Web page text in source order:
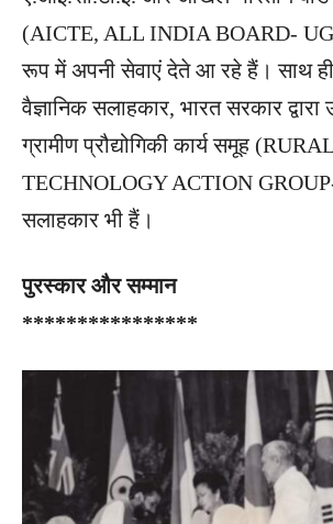
(AICTE, ALL INDIA BOARD-
रूप में अपनी सेवाएं देते आ रहे हैं। साथ
वैज्ञानिक सलाहकार, भारत सरकार द्वारा
ग्रामीण प्रौद्योगिकी कार्य समूह (RURAL
TECHNOLOGY ACTION
सलाहकार भी हैं।
पुरस्कार और सम्मान
****************